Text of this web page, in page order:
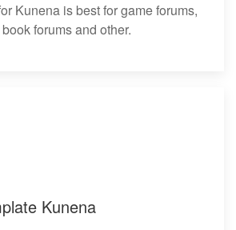
Kunena is best for game forums,
forums and other.
Kunena